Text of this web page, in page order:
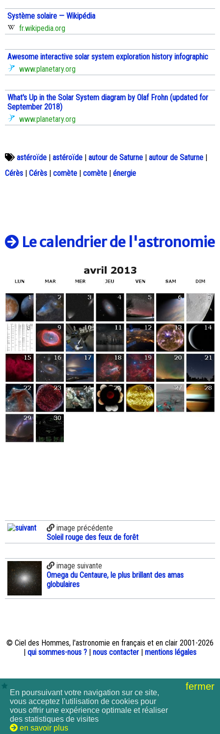
Système solaire — Wikipédia
fr.wikipedia.org
Awesome interactive solar system exploration history infographic
www.planetary.org
What's Up in the Solar System diagram by Olaf Frohn (updated for
September 2018)
www.planetary.org
astéroïde | astéroïde | autour de Saturne | autour de Saturne |
Cérès | Cérès | comète | comète | énergie
Le calendrier de l'astronomie
image précédente
Soleil rouge des feux de forêt
image suivante
Omega du Centaure, le plus brillant des amas
globulaires
© Ciel des Hommes, l'astronomie en français et en clair 2001-2026
| qui sommes-nous ? | nous contacter | mentions légales
fermer
En poursuivant votre navigation sur ce site,
vous acceptez l'utilisation de cookies pour
vous offrir une expérience optimale et réaliser
des statistiques de visites
en savoir plus